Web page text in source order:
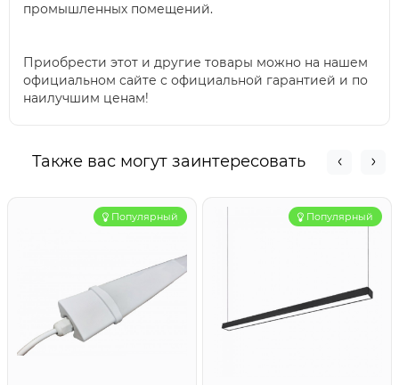
промышленных помещений.
Приобрести этот и другие товары можно на нашем
официальном сайте с официальной гарантией и по
наилучшим ценам!
Также вас могут заинтересовать
Популярный Популярный